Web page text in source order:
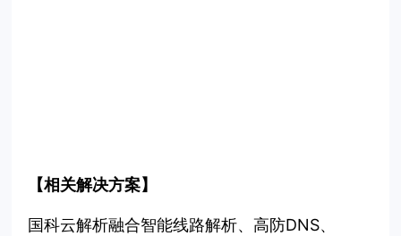
【相关解决方案】
国科云解析融合智能线路解析、高防DNS、